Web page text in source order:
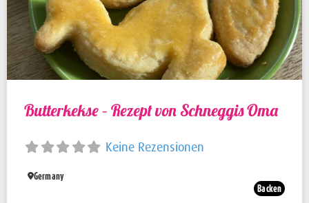
Butterkekse – Rezept von Schneggis Oma
Keine Rezensionen
Germany
Backen